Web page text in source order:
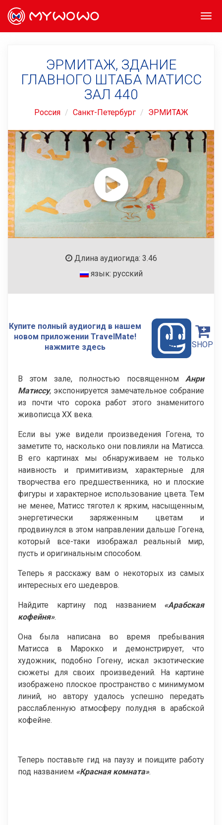
ЭРМИТАЖ, ЗДАНИЕ
ГЛАВНОГО ШТАБА МАТИСС
ЗАЛ 440
Россия Санкт-Петербург ЭРМИТАЖ
Длина аудиогида: 3.46
язык: русский
Купите полный аудиогид в нашем
новом приложении TravelMate!
нажмите здесь
SHOP
В этом зале, полностью посвященном Анри
Матиссу, экспонируется замечательное собрание
из почти что сорока работ этого знаменитого
живописца XX века.
Если вы уже видели произведения Гогена, то
заметите то, насколько они повлияли на Матисса.
В его картинах мы обнаруживаем не только
наивность и примитивизм, характерные для
творчества его предшественника, но и плоские
фигуры и характерное использование цвета. Тем
не менее, Матисс тяготел к ярким, насыщенным,
энергетически заряженным цветам и
продвинулся в этом направлении дальше Гогена,
который все-таки изображал реальный мир,
пусть и оригинальным способом.
Теперь я расскажу вам о некоторых из самых
интересных его шедевров.
Найдите картину под названием «Арабская
кофейня».
Она была написана во время пребывания
Матисса в Марокко и демонстрирует, что
художник, подобно Гогену, искал экзотические
сюжеты для своих произведений. На картине
изображено плоское пространство с минимумом
линий, но автору удалось успешно передать
расслабленную атмосферу полудня в арабской
кофейне.
Теперь поставьте гид на паузу и поищите работу
под названием «Красная комната».